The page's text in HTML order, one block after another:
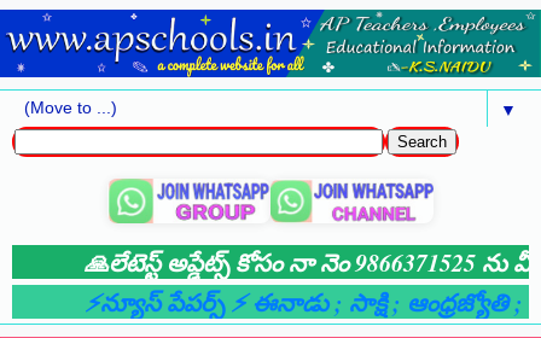
▼
🙏లేటెస్ట్ అప్డేట్స్ కోసం నా నెం 9866371525 ను
⚡న్యూస్ పేపర్స్ ⚡ ఈనాడు; సాక్షి; ఆంధ్రజ్యోతి;